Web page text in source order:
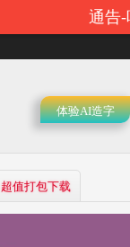
通告-
体验AI造字
超值打包下载